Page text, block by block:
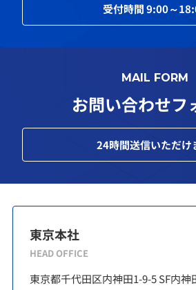
受付時間9:00～
MAIL FORM
お問い合わせフ
24時間送信いただけ
東京本社
HEAD OFFICE
東京都千代田区内神田1-9-5 SF内神